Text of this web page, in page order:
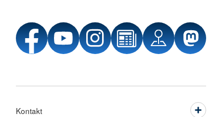
Kontakt